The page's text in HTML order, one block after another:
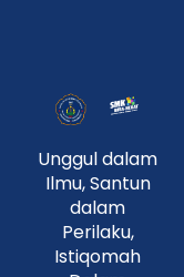
Unggul dalam
Ilmu, Santun
dalam
Perilaku,
Istiqomah